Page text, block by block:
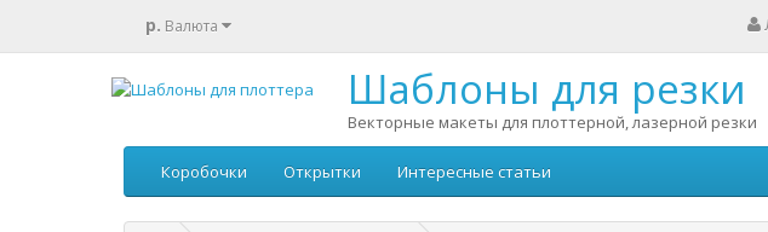
р. Валюта
Шаблоны для резки
Векторные макеты для плоттерной, лазерной резки
Коробочки Открытки Интересные статьи